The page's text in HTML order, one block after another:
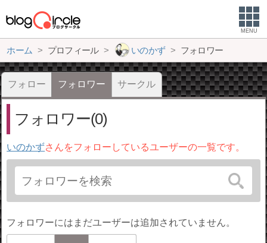
MENU
ホーム プロフィール いのかず フォロワー
フォロー フォロワー サークル
フォロワー(0)
いのかずさんをフォローしているユーザーの一覧です。
フォロワーにはまだユーザーは追加されていません。